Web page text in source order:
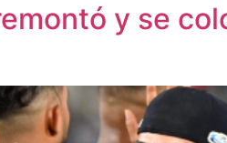
y se